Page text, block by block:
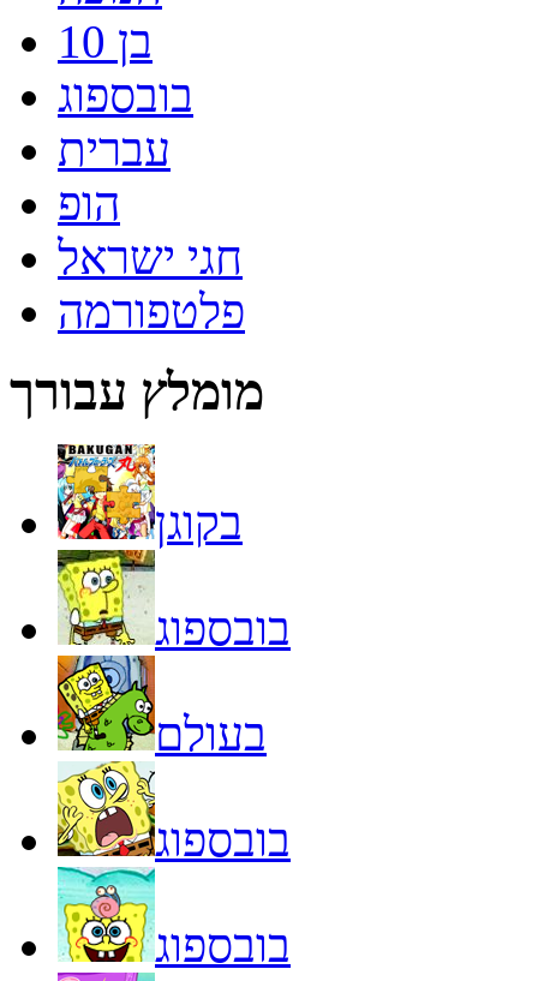
בן 10
בובספוג
עברית
הופ
חגי ישראל
פלטפורמה
מומלץ עבורך
בקוגן
בובספוג
בעולם
בובספוג
בובספוג